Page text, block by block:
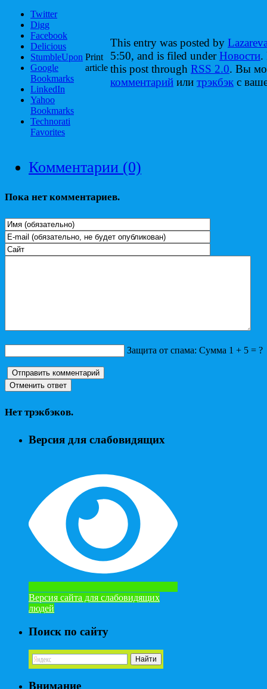
Twitter
Digg
Facebook
Delicious
StumbleUpon
Google
Bookmarks
LinkedIn
Yahoo
Bookmarks
Technorati
Favorites
Print
article
This entry was posted by
5:50, and is filed underНовости.
this post through RSS 2.0. Вы
комментарий или трэкбэк с
Комментарии (0)
Пока нет комментариев.
Защита от спама: Сумма 1 + 5 = ?
Нет трэкбэков.
Версия для слабовидящих
Версия сайта для слабовидящих
людей
Поиск по сайту
Внимание